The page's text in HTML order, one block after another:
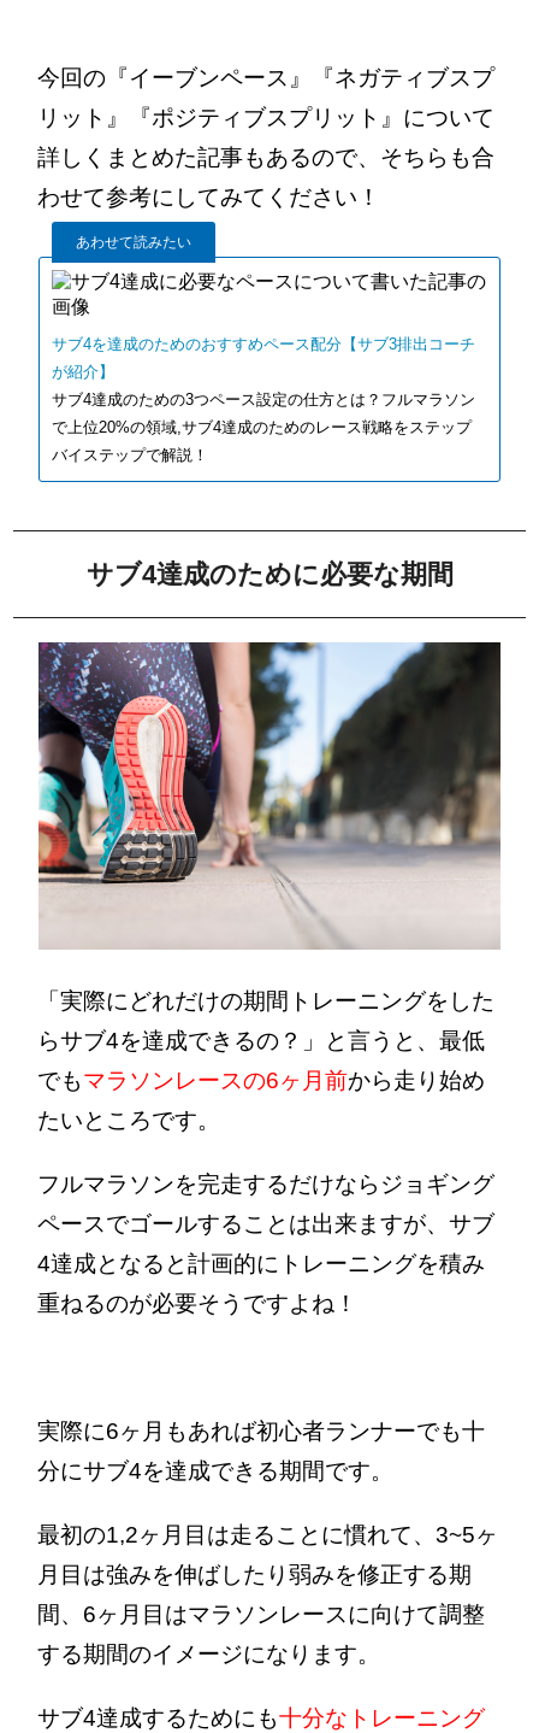
今回の『イーブンペース』『ネガティブスプ
リット』『ポジティブスプリット』について
詳しくまとめた記事もあるので、そちらも合
わせて参考にしてみてください！
あわせて読みたい
サブ4を達成のためのおすすめペース配分【サブ3排出コーチ
が紹介】
サブ4達成のための3つペース設定の仕方とは？フルマラソン
で上位20%の領域,サブ4達成のためのレース戦略をステップ
バイステップで解説！
サブ4達成のために必要な期間
「実際にどれだけの期間トレーニングをした
らサブ4を達成できるの？」と言うと、最低
でもマラソンレースの6ヶ月前から走り始め
たいところです。
フルマラソンを完走するだけならジョギング
ペースでゴールすることは出来ますが、サブ
4達成となると計画的にトレーニングを積み
重ねるのが必要そうですよね！
実際に6ヶ月もあれば初心者ランナーでも十
分にサブ4を達成できる期間です。
最初の1,2ヶ月目は走ることに慣れて、3~5ヶ
月目は強みを伸ばしたり弱みを修正する期
間、6ヶ月目はマラソンレースに向けて調整
する期間のイメージになります。
サブ4達成するためにも十分な トレーニング